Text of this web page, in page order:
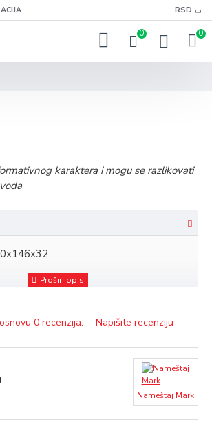
RSD
0 0
karaktera i mogu se razlikovati
0 recenzija. - Napišite recenziju
Nameštaj Mark